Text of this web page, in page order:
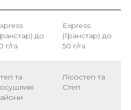
до
г/га
Express
(Гранстар) до
50 г/га
та
Лісостеп та
Степ